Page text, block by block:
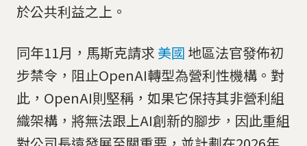
於公共利益之上。
同年11月，馬斯克請求 美國 地區法官發佈初
步禁令，阻止OpenAI轉型為營利性機構。對
此，OpenAI則堅稱，如果它保持其非營利組
織架構，將無法跟上AI創新的腳步，因此重組